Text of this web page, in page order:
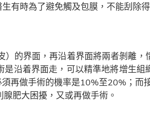
有時為了避免觸及包膜，不能刮除
的界面，再沿着界面將兩者剝離，
沿着界面走，可以精準地將增生組
再做手術的機率是10%至20%；而
肥大困擾，又或再做手術。